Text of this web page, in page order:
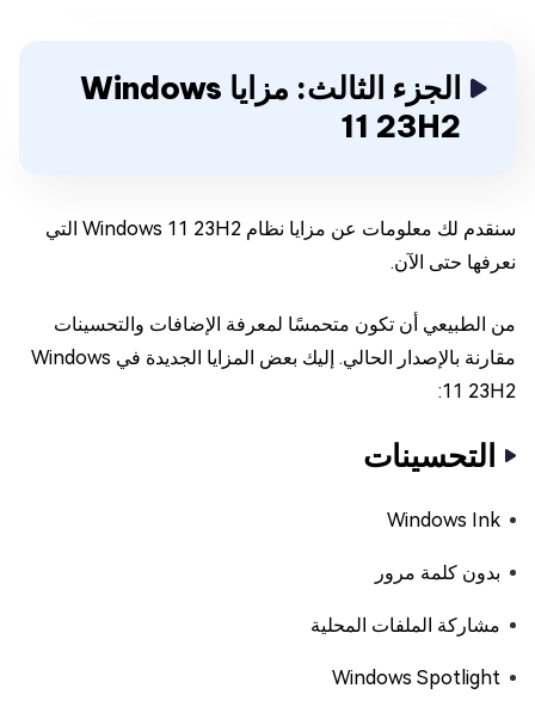
الجزء الثالث: مزايا Windows
11 23H2
سنقدم لك معلومات عن مزايا نظام Windows 11 23H2 التي
نعرفها حتى الآن.
من الطبيعي أن تكون متحمسًا لمعرفة الإضافات والتحسينات
مقارنة بالإصدار الحالي. إليك بعض المزايا الجديدة في Windows
11 23H2:
التحسينات
Windows Ink
بدون كلمة مرور
مشاركة الملفات المحلية
Windows Spotlight